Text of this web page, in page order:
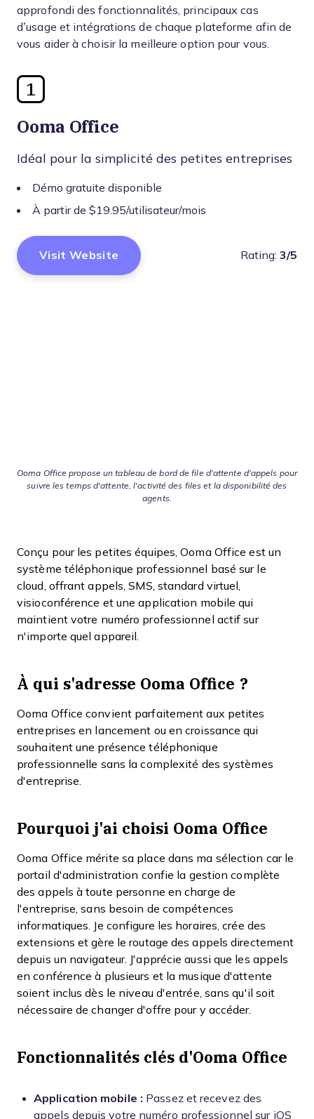
approfondi des fonctionnalités, principaux cas
d’usage et intégrations de chaque plateforme afin de
vous aider à choisir la meilleure option pour vous.
1
Ooma Office
Idéal pour la simplicité des petites entreprises
Démo gratuite disponible
À partir de $19.95/utilisateur/mois
Visit Website Rating: 3/5
Ooma Office propose un tableau de bord de file d'attente d'appels pour
suivre les temps d'attente, l'activité des files et la disponibilité des
agents.
Conçu pour les petites équipes, Ooma Office est un
système téléphonique professionnel basé sur le
cloud, offrant appels, SMS, standard virtuel,
visioconférence et une application mobile qui
maintient votre numéro professionnel actif sur
n'importe quel appareil.
À qui s'adresse Ooma Office ?
Ooma Office convient parfaitement aux petites
entreprises en lancement ou en croissance qui
souhaitent une présence téléphonique
professionnelle sans la complexité des systèmes
d'entreprise.
Pourquoi j'ai choisi Ooma Office
Ooma Office mérite sa place dans ma sélection car le
portail d'administration confie la gestion complète
des appels à toute personne en charge de
l'entreprise, sans besoin de compétences
informatiques. Je configure les horaires, crée des
extensions et gère le routage des appels directement
depuis un navigateur. J'apprécie aussi que les appels
en conférence à plusieurs et la musique d'attente
soient inclus dès le niveau d'entrée, sans qu'il soit
nécessaire de changer d'offre pour y accéder.
Fonctionnalités clés d'Ooma Office
Application mobile : Passez et recevez des
appels depuis votre numéro professionnel sur iOS